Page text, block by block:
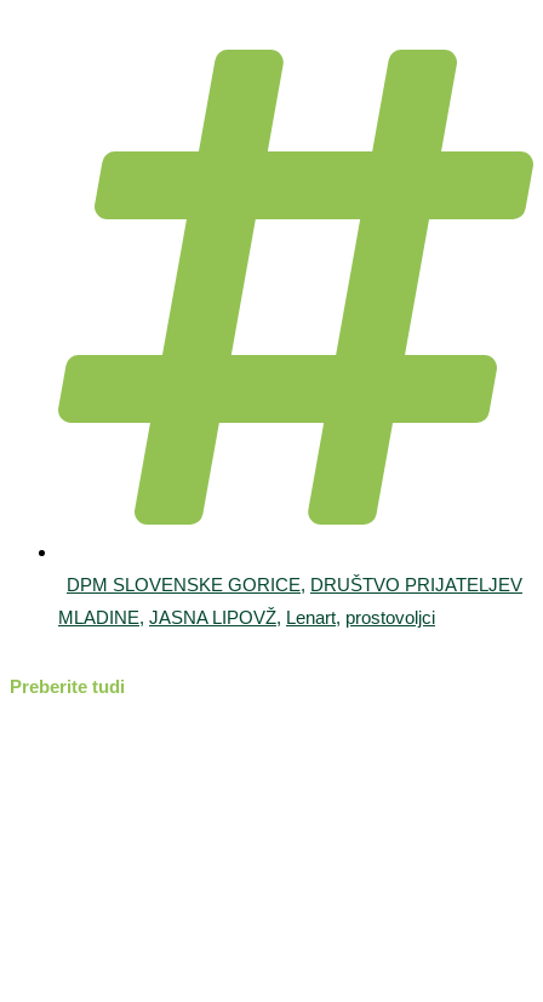
DPM SLOVENSKE GORICE, DRUŠTVO PRIJATELJEV
MLADINE, JASNA LIPOVŽ, Lenart, prostovoljci
Preberite tudi